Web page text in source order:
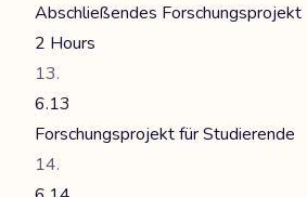
Abschließendes Forschungsprojekt
2 Hours
6.13
Forschungsprojekt für Studierende